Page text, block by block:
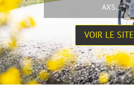
AXS.
VOIR LE SITE